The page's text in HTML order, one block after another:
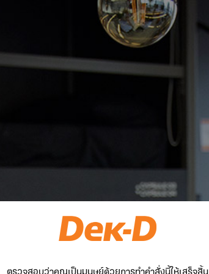
ตรวจสอบว่าคุณเป็นมนุษย์ด้วยการทำคำสั่งนี้ให้เสร็จสิ้น